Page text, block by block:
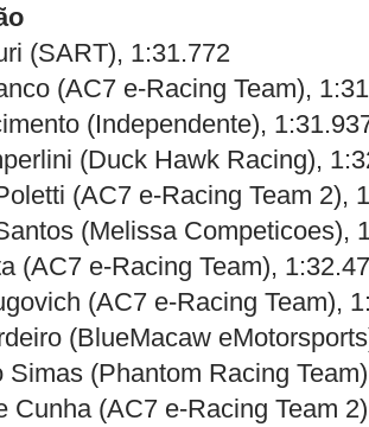
(SART), 1:31.772
(AC7 e-Racing Team),
(Independente),
(Duck Hawk Racing),
(AC7 e-Racing Team 2),
(Melissa Competicoes),
(AC7 e-Racing Team),
(AC7 e-Racing Team),
(BlueMacaw
Simas (Phantom Racing
Cunha (AC7 e-Racing Team